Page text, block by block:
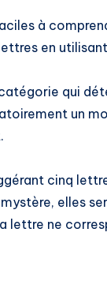
à
en
qui
un
cinq
elles
lettre ne